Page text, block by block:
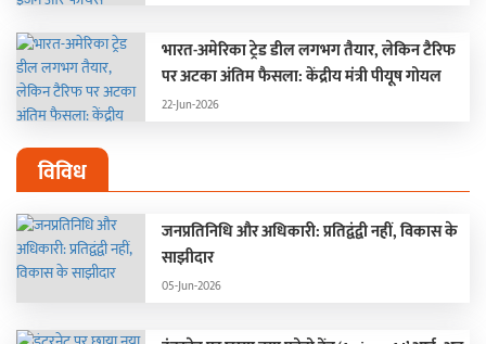
भारत-अमेरिका ट्रेड डील लगभग तैयार, लेकिन टैरिफ
पर अटका अंतिम फैसला: केंद्रीय मंत्री पीयूष गोयल
22-Jun-2026
विविध
जनप्रतिनिधि और अधिकारी: प्रतिद्वंद्वी नहीं, विकास के
साझीदार
05-Jun-2026